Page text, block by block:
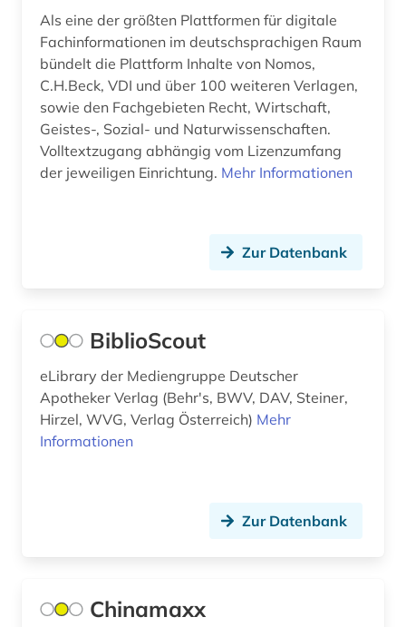
literatur (1)
literaturwissenschaft (7)
literaturwissenschaften (1)
lituanistik (1)
makrosoziologie (1)
mesosoziologie (1)
metasuchmaschine (1)
nag hammadi (1)
Als eine der größten Plattformen für digitale
Fachinformationen im deutschsprachigen Raum
bündelt die Plattform Inhalte von Nomos,
C.H.Beck, VDI und über 100 weiteren Verlagen,
sowie den Fachgebieten Recht, Wirtschaft,
Geistes-, Sozial- und Naturwissenschaften.
Volltextzugang abhängig vom Lizenzumfang
der jeweiligen Einrichtung. Mehr Informationen
Zur Datenbank
BiblioScout
eLibrary der Mediengruppe Deutscher
Apotheker Verlag (Behr's, BWV, DAV, Steiner,
Hirzel, WVG, Verlag Österreich) Mehr
Informationen
Zur Datenbank
Chinamaxx